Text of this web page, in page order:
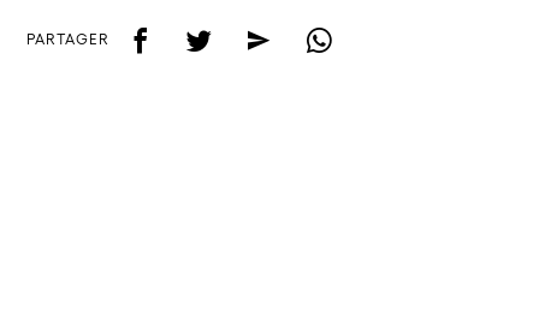
PARTAGER f t e w